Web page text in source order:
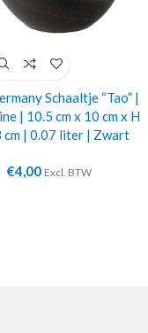
Schaaltje “Tao” |
| 10.5 cm x 10 cm x H
cm | 0.07 liter | Zwart
€4,00 Excl. BTW